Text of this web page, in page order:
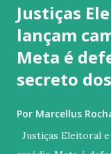
Justiças
lançam
Meta é
secreto
Por Marcellus
Justiças Eleitoral